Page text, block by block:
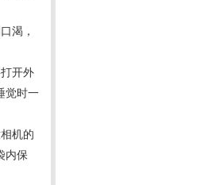
渴，
开外
觉时一
机的
内保